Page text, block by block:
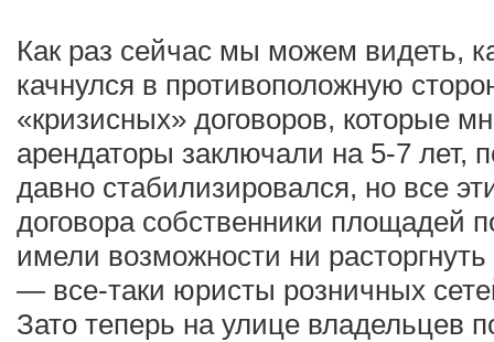
Как раз сейчас мы можем видеть,
качнулся в противоположную
«кризисных» договоров, которые
арендаторы заключали на 5-7 лет,
давно стабилизировался, но все
договора собственники площадей
имели возможности ни
— все-таки юристы розничных
Зато теперь на улице владельцев